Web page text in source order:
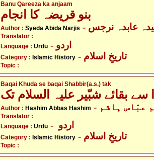
Banu Qareeza ka anjaam
بنو قریضہ کا انجام
Author : Syeda Abida Narjis عابدہ نرجس
Translator :
Language : Urdu - اردو
Category : Islamic History - تاریخِ اسلام
Topic :
Baqai Khuda se baqai Shabbir(a.s.) tak
Author : Hashim Abbas Hashim عبّاس ہاشم
Translator :
Language : Urdu
Category : Islamic History - تاریخِ اسلام
Topic :